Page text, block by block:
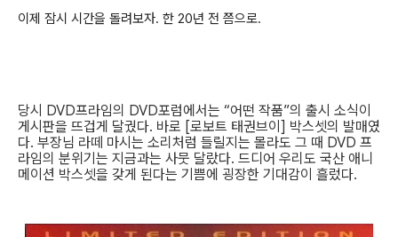
이제 잠시 시간을 돌려보자. 한 20년 전 쯤으로.
당시 DVD프라임의 DVD포럼에서는 “어떤 작품”의 출시 소식이
게시판을 뜨겁게 달궜다. 바로 [로보트 태권브이] 박스셋의 발매였
다. 부장님 라떼 마시는 소리처럼 들릴지는 몰라도 그 때 DVD 프
라임의 분위기는 지금과는 사뭇 달랐다. 드디어 우리도 국산 애니
메이션 박스셋을 갖게 된다는 기쁨에 굉장한 기대감이 흘렀다.